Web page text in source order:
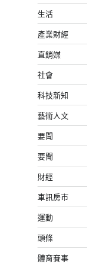
生活
產業財經
直銷媒
社會
科技新知
藝術人文
要聞
要聞
財經
車訊房市
運動
頭條
體育賽事